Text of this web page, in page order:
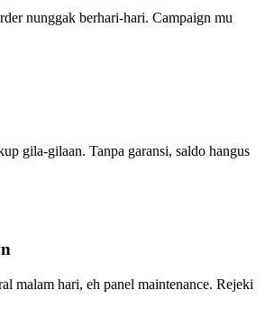
nunggak berhari-hari. Campaign mu
gila-gilaan. Tanpa garansi, saldo hangus
malam hari, eh panel maintenance. Rejeki